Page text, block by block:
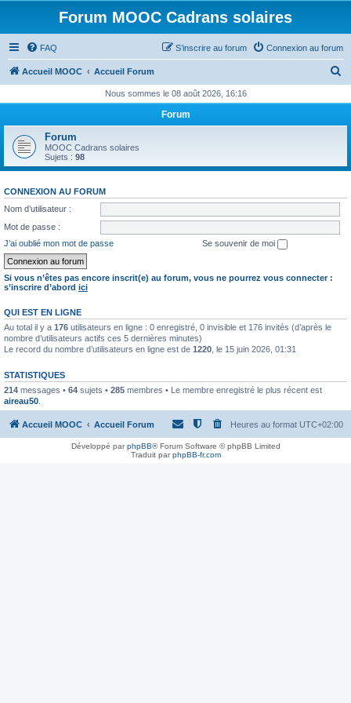
Forum MOOC Cadrans solaires
FAQ Connexion au forum
S’inscrire au forum
Accueil MOOC Accueil Forum
h
r
Nous sommes le 08 août 2026, 16:16
Forum
Forum
MOOC Cadrans solaires
Sujets : 98
CONNEXION AU FORUM
Nom d’utilisateur :
Mot de passe :
J’ai oublié mon mot de passe
Se souvenir de moi
Si vous n’êtes pas encore inscrit(e) au forum, vous ne pourrez vous connecter :
s’inscrire d’abord ici
QUI EST EN LIGNE
Au total il y a 176 utilisateurs en ligne : 0 enregistré, 0 invisible et 176 invités (d’après le
nombre d’utilisateurs actifs ces 5 dernières minutes)
Le record du nombre d’utilisateurs en ligne est de 1220 , le 15 juin 2026, 01:31
STATISTIQUES
214 messages • 64 sujets • 285 membres • Le membre enregistré le plus récent est
aireau50
Accueil MOOC Accueil Forum Heures au format UTC+02:00
Développé parphpBB® Forum Software © phpBB Limited
Traduit parphpBB-fr.com